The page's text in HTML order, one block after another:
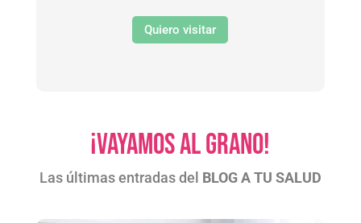
Quiero visitar
¡Vayamos al grano!
Las últimas entradas del BLOG A TU SALUD